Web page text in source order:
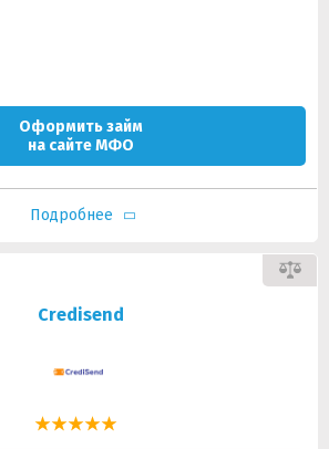
Оформить займ
на сайте МФО
Подробнее
Credisend